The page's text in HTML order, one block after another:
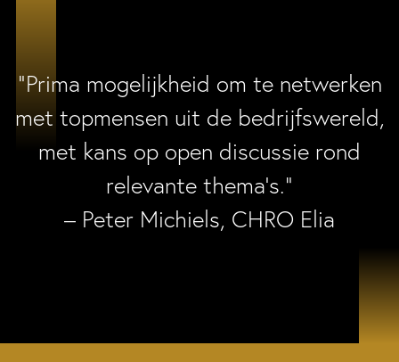
“Prima mogelijkheid om te netwerken
met topmensen uit de bedrijfswereld,
met kans op open discussie rond
relevante thema’s.”
– Peter Michiels, CHRO Elia